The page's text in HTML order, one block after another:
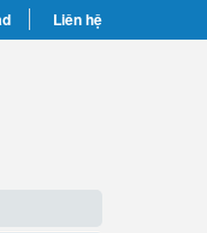
Liên hệ